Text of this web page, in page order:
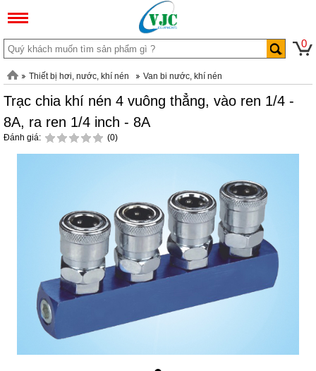
0
Thiết bị hơi, nước, khí nén Van bi nước, khí nén
Trạc chia khí nén 4 vuông thẳng, vào ren 1/4 -
8A, ra ren 1/4 inch - 8A
Đánh giá: (0)